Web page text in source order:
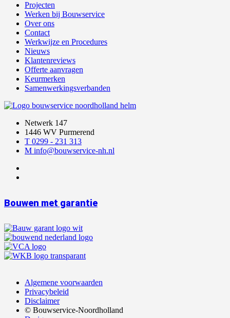
Projecten
Werken bij Bouwservice
Over ons
Contact
Werkwijze en Procedures
Nieuws
Klantenreviews
Offerte aanvragen
Keurmerken
Samenwerkingsverbanden
Netwerk 147
1446 WV Purmerend
T 0299 - 231 313
M info@bouwservice-nh.nl
Bouwen met garantie
Algemene voorwaarden
Privacybeleid
Disclaimer
© Bouwservice-Noordholland